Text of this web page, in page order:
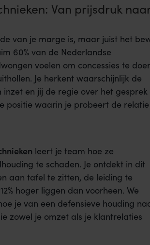
Van prijsdruk
van je marge is, maar juist het
60% van de Nederlandse
voelen om concessies te
Je herkent waarschijnlijk de
en jij de regie over het gesprek
positie waarin je probeert de
leert je team hoe ze
te schaden. Je ontdekt in dit
aan tafel te zitten, de leiding te
hoger liggen dan voorheen. We
je van een defensieve houding
zowel je omzet als je klantrelaties